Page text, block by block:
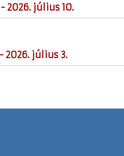
2026. július 10.
2026. július 3.